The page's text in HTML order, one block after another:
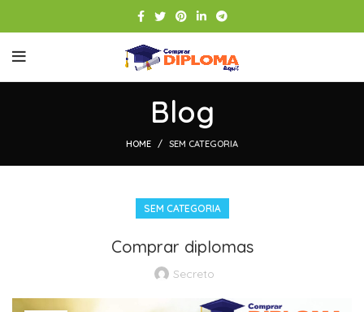
Blog
HOME SEM CATEGORIA
SEM CATEGORIA
Comprar diplomas
Secreto